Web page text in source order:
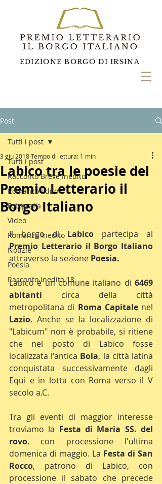
EDIZIONE BORGO DI IRSINA
Post
Tutti i post
Racconto Breve Inedito
Romanzo Edito
Fotografia
Video
Romanzo Inedito
Notizie
Poesia
Racconto Inedito 18
Tutti i post
Labico tra le poesie del
Premio Letterario il
Borgo Italiano
3 giu 2018Tempo di lettura: 1 min
Il borgo di Labico
Premio Letterario il Borgo Italiano
attraverso la sezione Poesia.
Labico è un comune italiano di 6469
abitanti circa della città
metropolitana di Roma Capitale
Lazio. Anche se la localizzazione di
"Labicum" non è probabile, si ritiene
che nel posto di Labico fosse
localizzata l'antica Bola, la città latina
conquistata successivamente dagli
Equi e in lotta con Roma verso il V
secolo a.C.
Tra gli eventi di maggior interesse
troviamo la Festa di Maria SS. del
rovo, con processione l'ultima
domenica di maggio. La Festa di San
Rocco, patrono di Labico, con
processione il sabato che precede